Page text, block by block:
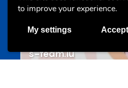
to improve your experience.
My settings Accept
s-team.lu